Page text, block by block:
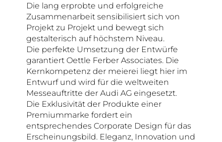
Die lang erprobte und erfolgreiche
Zusammenarbeit sensibilisiert sich von
Projekt zu Projekt und bewegt sich
gestalterisch auf höchstem Niveau.
Die perfekte Umsetzung der Entwürfe
garantiert Oettle Ferber Associates. Die
Kernkompetenz der meierei liegt hier im
Entwurf und wird für die weltweiten
Messeauftritte der Audi AG eingesetzt.
Die Exklusivität der Produkte einer
Premiummarke fordert ein
entsprechendes Corporate Design für das
Erscheinungsbild. Eleganz, Innovation und